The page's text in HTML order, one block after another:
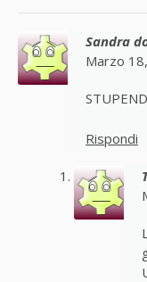
Sandra
Marzo
Rispondi